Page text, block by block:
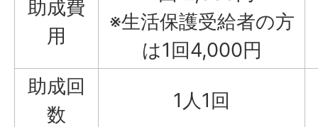
助成費
用
※生活保護受給者の方
は1回4,000円
助成回
数
1人1回